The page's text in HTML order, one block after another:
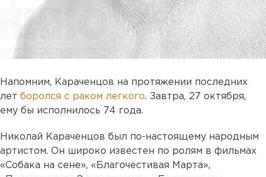
Напомним, Караченцов на протяжении последних
лет боролся с раком легкого. Завтра, 27 октября,
ему бы исполнилось 74 года.
Николай Караченцов был по-настоящему народным
артистом. Он широко известен по ролям в фильмах
«Собака на сене», «Благочестивая Марта»,